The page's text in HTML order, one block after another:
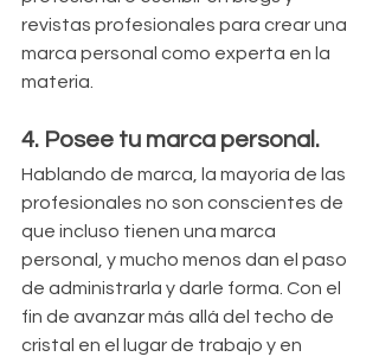
revistas profesionales para crear una
marca personal como experta en la
materia.
4. Posee tu marca personal.
Hablando de marca, la mayoría de las
profesionales no son conscientes de
que incluso tienen una marca
personal, y mucho menos dan el paso
de administrarla y darle forma. Con el
fin de avanzar más allá del techo de
cristal en el lugar de trabajo y en